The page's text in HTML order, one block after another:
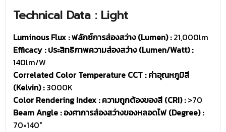
Technical Data : Light
Luminous Flux : ฟลักซ์การส่องสว่าง (Lumen) :21,000lm
Efficacy : ประสิทธิภาพความส่องสว่าง (Lumen/Watt) :
140lm/W
Correlated Color Temperature CCT : ค่าอุณหภูมิสี
(Kelvin) :3000K
Color Rendering Index : ความถูกต้องของสี (CRI) :>70
Beam Angle : องศาการส่องสว่างของหลอดไฟ (Degree) :
70×140°